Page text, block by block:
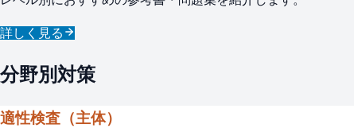
詳しく見る
分野別対策
適性検査（主体）